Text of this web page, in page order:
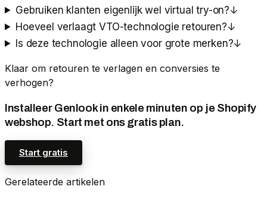
Gebruiken klanten eigenlijk wel virtual try-on?↓
Hoeveel verlaagt VTO-technologie retouren?↓
Is deze technologie alleen voor grote merken?↓
Klaar om retouren te verlagen en conversies te
verhogen?
Installeer Genlook in enkele minuten op je Shopify
webshop. Start met ons gratis plan.
Start gratis
Gerelateerde artikelen